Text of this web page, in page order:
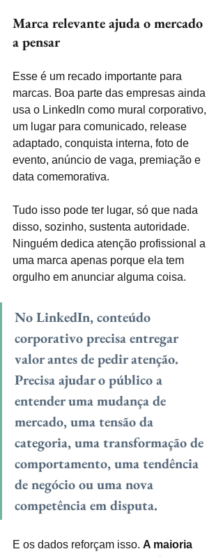
Marca relevante ajuda o mercado
a pensar
Esse é um recado importante para
marcas. Boa parte das empresas ainda
usa o LinkedIn como mural corporativo,
um lugar para comunicado, release
adaptado, conquista interna, foto de
evento, anúncio de vaga, premiação e
data comemorativa.
Tudo isso pode ter lugar, só que nada
disso, sozinho, sustenta autoridade.
Ninguém dedica atenção profissional a
uma marca apenas porque ela tem
orgulho em anunciar alguma coisa.
No LinkedIn, conteúdo
corporativo precisa entregar
valor antes de pedir atenção.
Precisa ajudar o público a
entender uma mudança de
mercado, uma tensão da
categoria, uma transformação de
comportamento, uma tendência
de negócio ou uma nova
competência em disputa.
E os dados reforçam isso. A maioria